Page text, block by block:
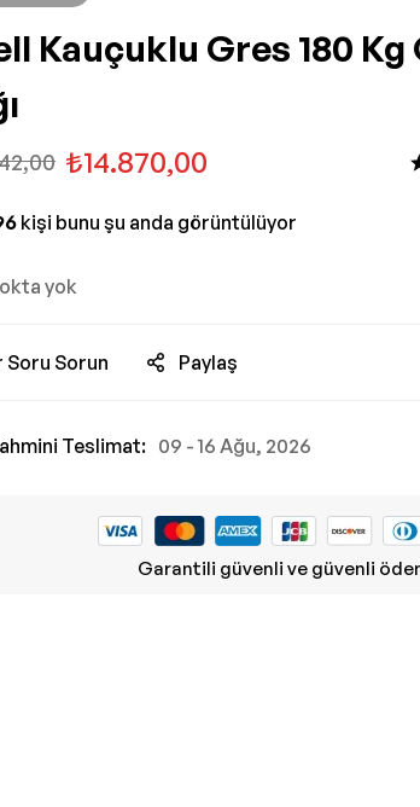
Kauçuklu Gres 180 Kg
₺14.870,00
kişi bunu şu anda görüntülüyor
yok
Soru Sorun Paylaş
Teslimat: 09 - 16 Ağu, 2026
Garantili güvenli ve güvenli